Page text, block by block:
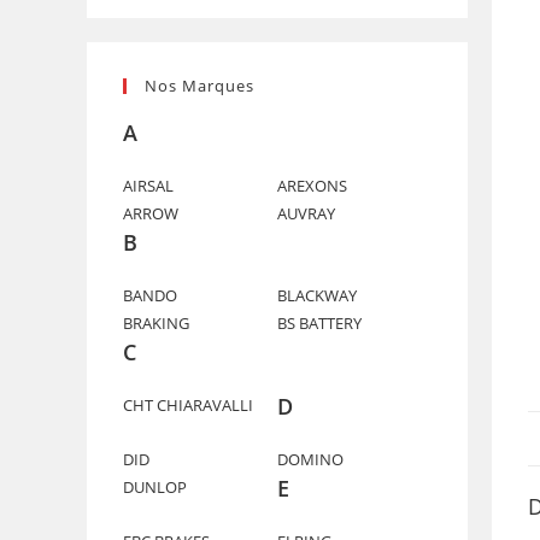
Nos Marques
A
AIRSAL
AREXONS
ARROW
AUVRAY
B
BANDO
BLACKWAY
BRAKING
BS BATTERY
C
CHT CHIARAVALLI D
DID
DOMINO
DUNLOP
E